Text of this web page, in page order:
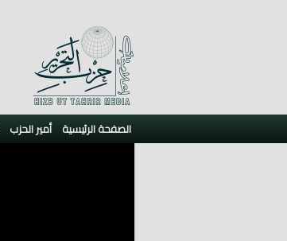
الصفحة الرئيسية أمير الحزب